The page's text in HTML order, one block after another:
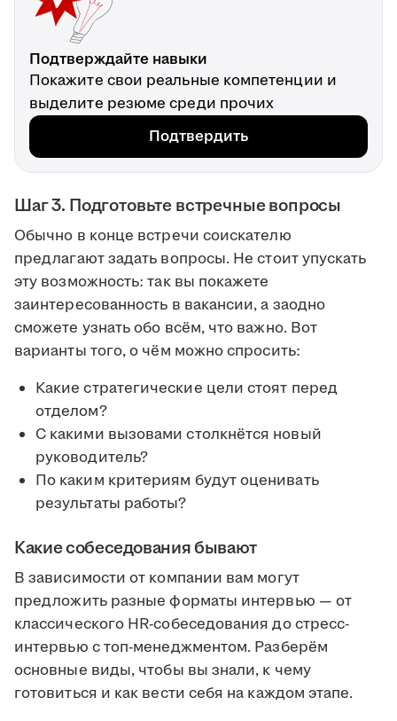
Подтверждайте навыки
Покажите свои реальные компетенции и
выделите резюме среди прочих
Подтвердить
Шаг 3. Подготовьте встречные вопросы
Обычно в конце встречи соискателю
предлагают задать вопросы. Не стоит упускать
эту возможность: так вы покажете
заинтересованность в вакансии, а заодно
сможете узнать обо всём, что важно. Вот
варианты того, о чём можно спросить:
Какие стратегические цели стоят перед
отделом?
С какими вызовами столкнётся новый
руководитель?
По каким критериям будут оценивать
результаты работы?
Какие собеседования бывают
В зависимости от компании вам могут
предложить разные форматы интервью — от
классического HR-собеседования до стресс-
интервью с топ-менеджментом. Разберём
основные виды, чтобы вы знали, к чему
готовиться и как вести себя на каждом этапе.